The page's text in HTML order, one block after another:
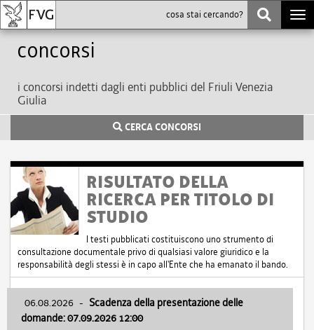
Concorsi
i concorsi indetti dagli enti pubblici del Friuli Venezia
Giulia
CERCA CONCORSI
RISULTATO DELLA
RICERCA PER TITOLO DI
STUDIO
I testi pubblicati costituiscono uno strumento di
consultazione documentale privo di qualsiasi valore giuridico e la
responsabilità degli stessi è in capo all'Ente che ha emanato il bando.
06.08.2026 - Scadenza della presentazione delle
domande: 07.09.2026 12:00